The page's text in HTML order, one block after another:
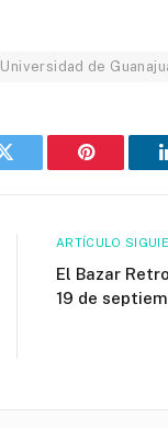
Universidad de
Twitter Pinterest
ARTÍCULO
El Bazar
19 de